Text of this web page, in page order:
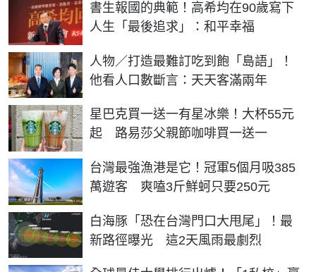
書生報國的典範！高希均在90歲寫下
人生「最後追求」：和平幸福
人物／打造最難訂吃到飽「島語」！
他看人口數斷言：天天客滿兩年
星巴克買一送一有星冰樂！大杯55元
起 路易莎父親節咖啡買一送一
台灣最強漁港是它！冠軍5個月吸385
萬遊客 爽嗑3斤鮮蚵只要250元
白海豚「恐在台灣門口大甩尾」！最
新路徑曝光 這2天風雨最劇烈